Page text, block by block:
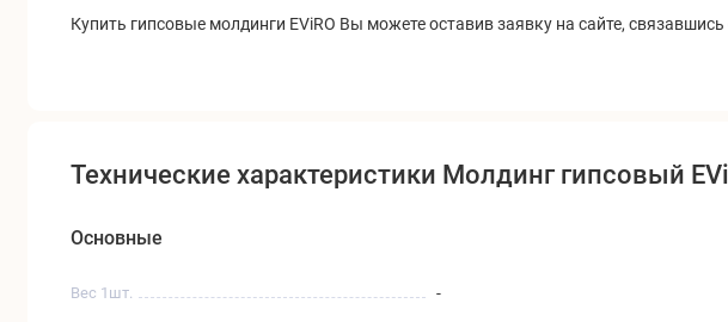
Купить гипсовые молдинги EViRO Вы можете оставив заявку на сайте,
Технические характеристики Молдинг гипсовый
Основные
Вес 1шт. -